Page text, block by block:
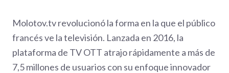
Molotov.tv revolucionó la forma en la que el público
francés ve la televisión. Lanzada en 2016, la
plataforma de TV OTT atrajo rápidamente a más de
7,5 millones de usuarios con su enfoque innovador